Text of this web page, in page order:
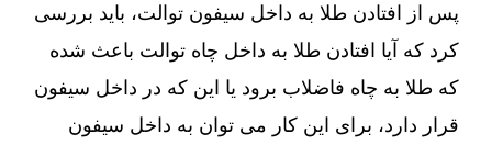
پس از افتادن طلا به داخل سیفون توالت، باید بررسی
کرد که آیا افتادن طلا به داخل چاه توالت باعث شده
که طلا به چاه فاضلاب برود یا این که در داخل سیفون
قرار دارد، برای این کار می توان به داخل سیفون